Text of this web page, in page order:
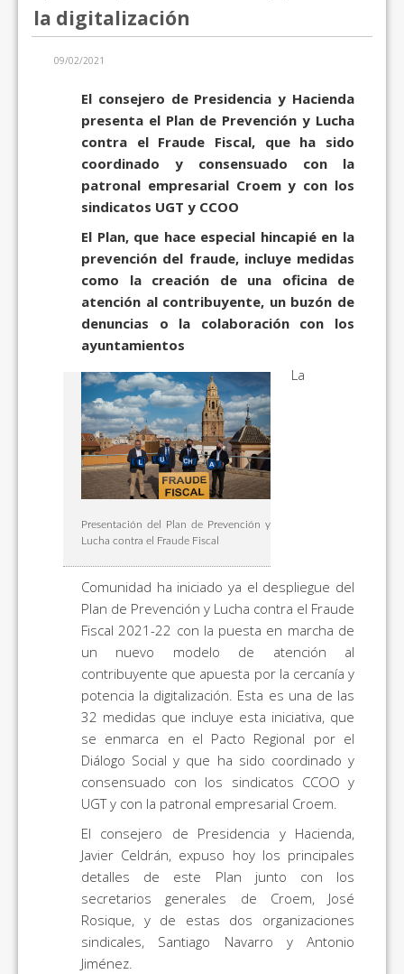
la digitalización
09/02/2021
El consejero de Presidencia y Hacienda
presenta el Plan de Prevención y Lucha
contra el Fraude Fiscal, que ha sido
coordinado y consensuado con la
patronal empresarial Croem y con los
sindicatos UGT y CCOO
El Plan, que hace especial hincapié en la
prevención del fraude, incluye medidas
como la creación de una oficina de
atención al contribuyente, un buzón de
denuncias o la colaboración con los
ayuntamientos
Presentación del Plan de Prevención y
Lucha contra el Fraude Fiscal
La
Comunidad ha iniciado ya el despliegue del
Plan de Prevención y Lucha contra el Fraude
Fiscal 2021-22 con la puesta en marcha de
un nuevo modelo de atención al
contribuyente que apuesta por la cercanía y
potencia la digitalización. Esta es una de las
32 medidas que incluye esta iniciativa, que
se enmarca en el Pacto Regional por el
Diálogo Social y que ha sido coordinado y
consensuado con los sindicatos CCOO y
UGT y con la patronal empresarial Croem.
El consejero de Presidencia y Hacienda,
Javier Celdrán, expuso hoy los principales
detalles de este Plan junto con los
secretarios generales de Croem, José
Rosique, y de estas dos organizaciones
sindicales, Santiago Navarro y Antonio
Jiménez.